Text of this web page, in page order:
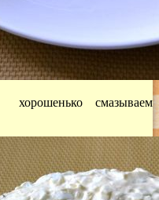
хорошенько смазываем